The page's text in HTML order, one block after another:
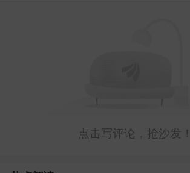
致)，创新高(打出新高度)
3、大盘出现关键转折信号，
点击写评论，抢沙发！